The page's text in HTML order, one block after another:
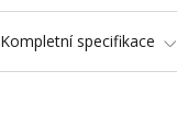
Kompletní specifikace